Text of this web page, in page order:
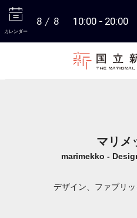
カレンダー
8 8 10:00 20:00
マリメ
marimekko -
デザイン、ファブリ